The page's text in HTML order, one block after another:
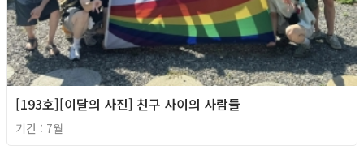
[193호][이달의 사진] 친구 사이의 사람들
기간 : 7월